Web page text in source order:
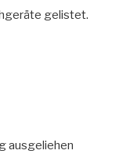
gelistet.
ausgeliehen